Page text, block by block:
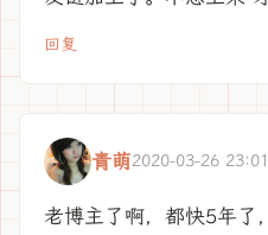
回复
青萌2020-03-26 23:01
老博主了啊，都快5年了